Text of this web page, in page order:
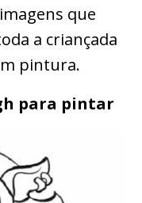
que
a criançada
pintura.
para pintar